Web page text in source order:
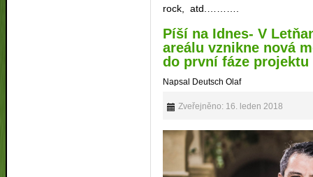
rock, atd.……….
Píší na Idnes- V
areálu vznikne nová
do první fáze
Napsal Deutsch Olaf
Zveřejněno: 16. leden 2018